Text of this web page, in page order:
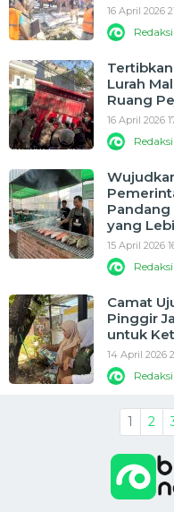
16 April 2026
Redaksi
Lurah
Ruang
16 April 2026
Redaksi
Pandang
yang
15 April 2026
Redaksi
Camat
Pinggir
untuk
14 April 2026
Redaksi
1 2